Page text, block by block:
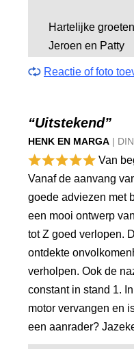
Hartelijke
Jeroen en Patty
Reactie of foto
“Uitstekend”
HENK EN MARGA |
Van
Vanaf de aanvang
goede adviezen met
een mooi ontwerp
tot Z goed verlopen.
ontdekte
verholpen. Ook de
constant in stand 1.
motor vervangen en
een aanrader?